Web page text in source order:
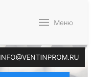
Меню
INFO@VENTINPROM.RU